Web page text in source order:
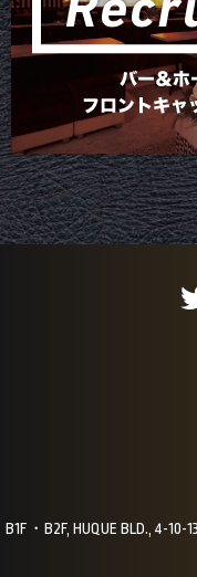
B1F・B2F, HUQUE BLD., 4-